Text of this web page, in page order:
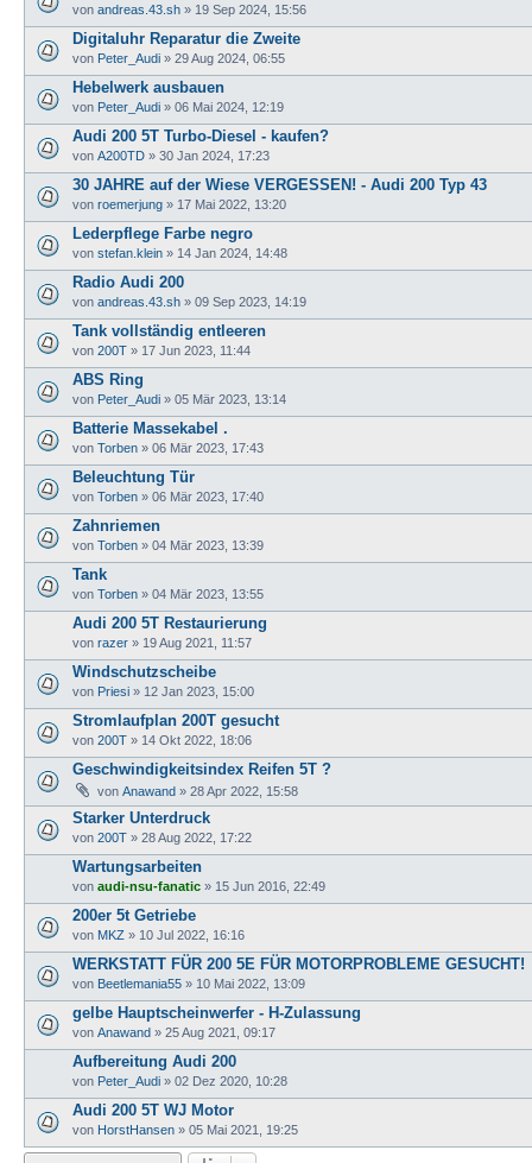
von andreas.43.sh » 19 Sep 2024, 15:56
Digitaluhr Reparatur die Zweite
von Peter_Audi » 29 Aug 2024, 06:55
Hebelwerk ausbauen
von Peter_Audi » 06 Mai 2024, 12:19
Audi 200 5T Turbo-Diesel - kaufen?
von A200TD » 30 Jan 2024, 17:23
30 JAHRE auf der Wiese VERGESSEN! - Audi 200 Typ 43
von roemerjung » 17 Mai 2022, 13:20
Lederpflege Farbe negro
von stefan.klein » 14 Jan 2024, 14:48
Radio Audi 200
von andreas.43.sh » 09 Sep 2023, 14:19
Tank vollständig entleeren
von 200T » 17 Jun 2023, 11:44
ABS Ring
von Peter_Audi » 05 Mär 2023, 13:14
Batterie Massekabel .
von Torben » 06 Mär 2023, 17:43
Beleuchtung Tür
von Torben » 06 Mär 2023, 17:40
Zahnriemen
von Torben » 04 Mär 2023, 13:39
Tank
von Torben » 04 Mär 2023, 13:55
Audi 200 5T Restaurierung
von razer » 19 Aug 2021, 11:57
Windschutzscheibe
von Priesi » 12 Jan 2023, 15:00
Stromlaufplan 200T gesucht
von 200T » 14 Okt 2022, 18:06
Geschwindigkeitsindex Reifen 5T ?
von Anawand » 28 Apr 2022, 15:58
Starker Unterdruck
von 200T » 28 Aug 2022, 17:22
Wartungsarbeiten
von audi-nsu-fanatic » 15 Jun 2016, 22:49
200er 5t Getriebe
von MKZ » 10 Jul 2022, 16:16
WERKSTATT FÜR 200 5E FÜR MOTORPROBLEME GESUCHT!
von Beetlemania55 » 10 Mai 2022, 13:09
gelbe Hauptscheinwerfer - H-Zulassung
von Anawand » 25 Aug 2021, 09:17
Aufbereitung Audi 200
von Peter_Audi » 02 Dez 2020, 10:28
Audi 200 5T WJ Motor
von HorstHansen » 05 Mai 2021, 19:25